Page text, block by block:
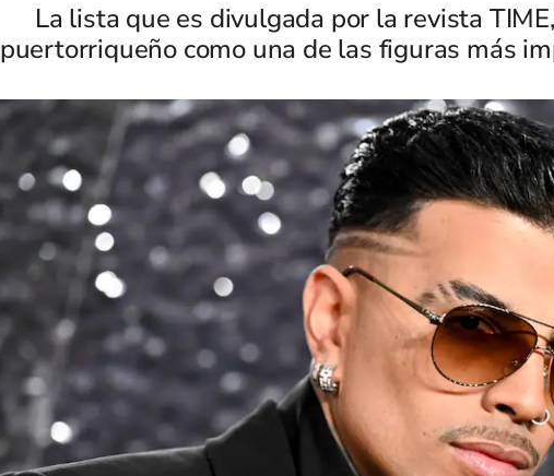
La lista que es divulgada por la revista
puertorriqueño como una de las figuras más